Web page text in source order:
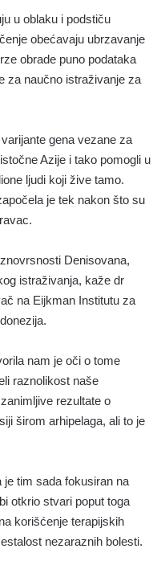
u oblaku i podstiču
obećavaju ubrzavanje
obrade puno podataka
za naučno istraživanje za
gena vezane za
Azije i tako pomogli u
ljudi koji žive tamo.
je tek nakon što su
Denisovana,
istraživanja, kaže dr
na Eijkman Institutu za
nam je oči o tome
raznolikost naše
rezultate o
širom arhipelaga, ali to je
tim sada fokusiran na
otkrio stvari poput toga
korišćenje terapijskih
nezaraznih bolesti.